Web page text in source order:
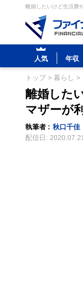
離婚したいけど生活費
人気 年収
トップ> 暮らし >
離婚した
マザーが
執筆者 : 秋口千佳
配信日: 2020.07.21